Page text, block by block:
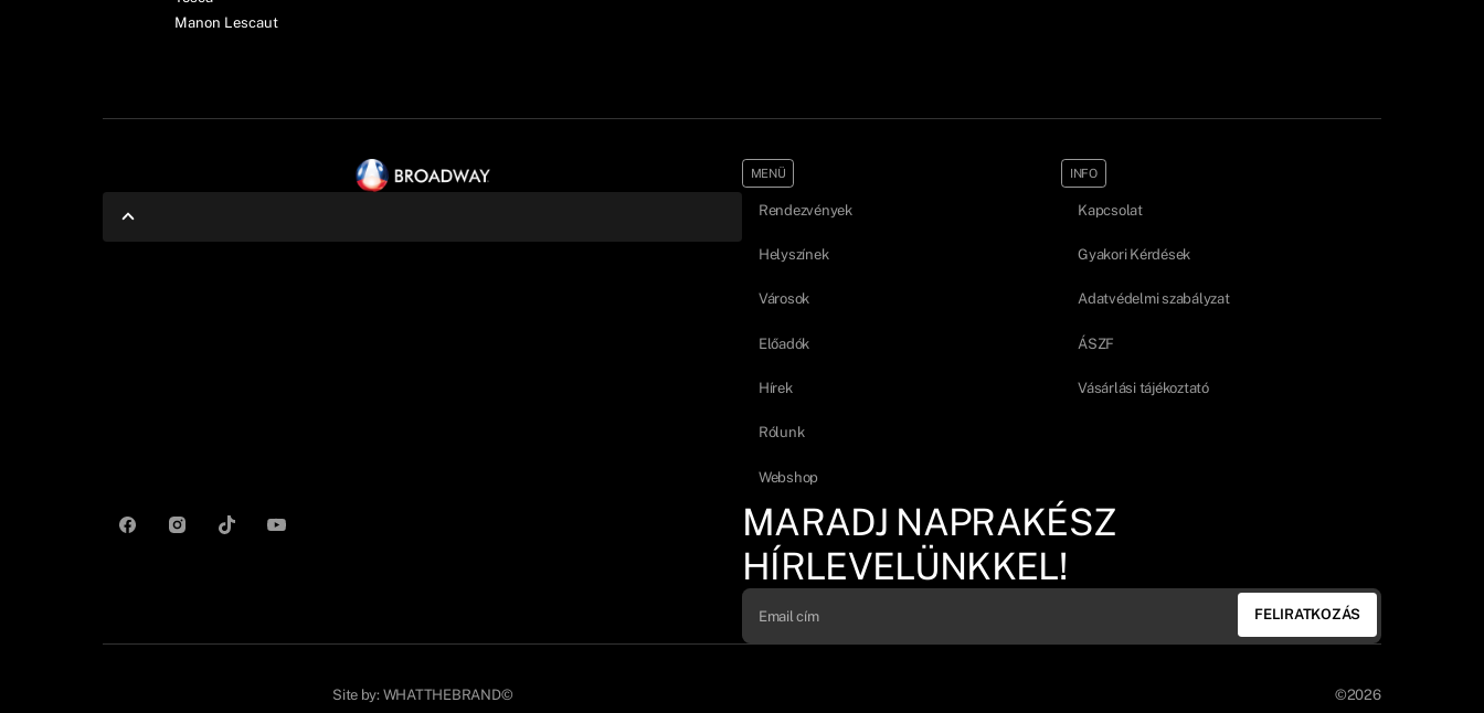
Manon Lescaut
MENÜ
Rendezvények
Helyszínek
Városok
Előadók
Hírek
Rólunk
Webshop
INFO
Kapcsolat
Gyakori Kérdések
Adatvédelmi szabályzat
ÁSZF
Vásárlási tájékoztató
MARADJ NAPRAKÉSZ
HÍRLEVELÜNKKEL!
FELIRATKOZÁS
Site by: WHATTHEBRAND© ©2026